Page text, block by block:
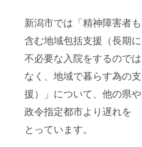
新潟市では「精神障害者も
含む地域包括支援（長期に
不必要な入院をするのでは
なく、地域で暮らす為の支
援）」について、他の県や
政令指定都市より遅れを
とっています。